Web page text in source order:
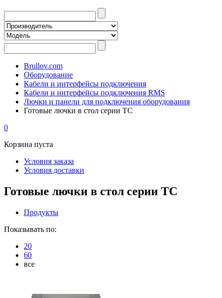
Brullov.com
Оборудование
Кабели и интерфейсы подключения
Кабели и интерфейсы подключения RMS
Лючки и панели для подключения оборудования
Готовые лючки в стол серии TC
0
Корзина пуста
Условия заказа
Условия доставки
Готовые лючки в стол серии TC
Продукты
Показывать по:
20
60
все